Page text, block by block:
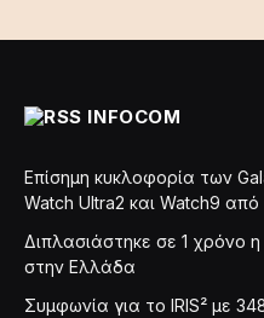
INFOCOM
Επίσημη κυκλοφορία των
Watch Ultra2 και Watch9 από
Διπλασιάστηκε σε 1 χρόνο
στην Ελλάδα
Συμφωνία για το IRIS² με